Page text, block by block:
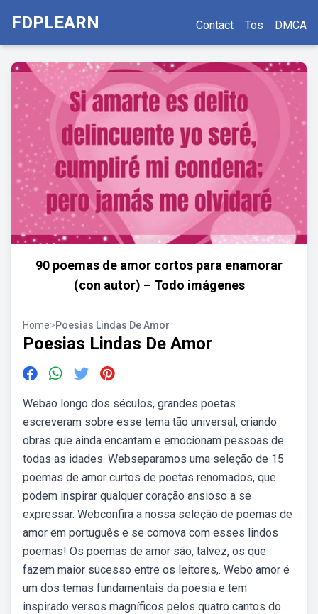
FDPLEARN Contact Tos DMCA
90 poemas de amor cortos para enamorar
(con autor) – Todo imágenes
Home>Poesias Lindas De Amor
Poesias Lindas De Amor
Webao longo dos séculos, grandes poetas
escreveram sobre esse tema tão universal, criando
obras que ainda encantam e emocionam pessoas de
todas as idades. Webseparamos uma seleção de 15
poemas de amor curtos de poetas renomados, que
podem inspirar qualquer coração ansioso a se
expressar. Webconfira a nossa seleção de poemas de
amor em português e se comova com esses lindos
poemas! Os poemas de amor são, talvez, os que
fazem maior sucesso entre os leitores,. Webo amor é
um dos temas fundamentais da poesia e tem
inspirado versos magníficos pelos quatro cantos do